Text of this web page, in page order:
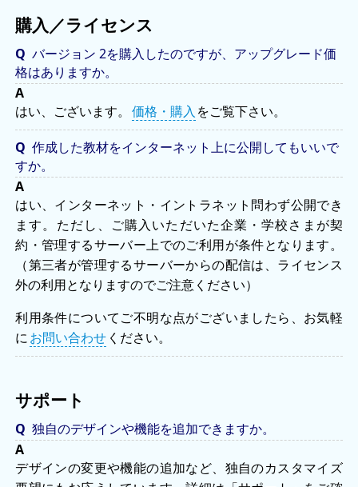
購入／ライセンス
バージョン 2を購入したのですが、アップグレード価
格はありますか。
はい、ございます。 価格・購入 をご覧下さい。
作成した教材をインターネット上に公開してもいいで
すか。
はい、インターネット・イントラネット問わず公開でき
ます。ただし、ご購入いただいた企業・学校さまが契
約・管理するサーバー上でのご利用が条件となります。
（第三者が管理するサーバーからの配信は、ライセンス
外の利用となりますのでご注意ください）
利用条件についてご不明な点がございましたら、お気軽
にお問い合わせ ください。
サポート
独自のデザインや機能を追加できますか。
デザインの変更や機能の追加など、独自のカスタマイズ